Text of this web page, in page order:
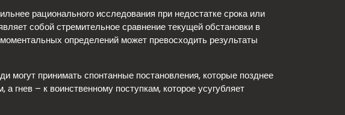
рационального исследования при недостатке срока или
собой стремительное сравнение текущей обстановки в
определений может превосходить результаты
могут принимать спонтанные постановления, которые позднее
– к воинственному поступкам, которое усугубляет